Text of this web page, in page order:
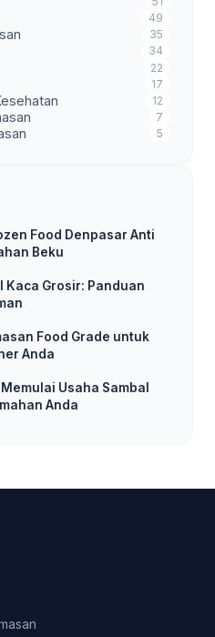
49
35
34
22
17
12
7
5
Food Denpasar Anti
Beku
Kaca Grosir: Panduan
Food Grade untuk
Anda
Usaha Sambal
Anda